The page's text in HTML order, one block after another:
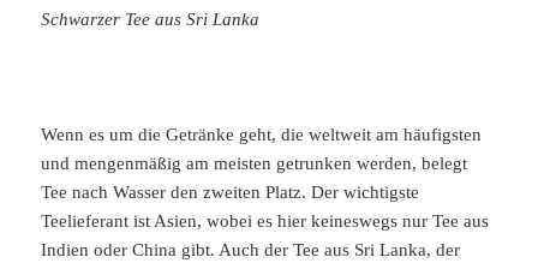
Schwarzer Tee aus Sri Lanka
Wenn es um die Getränke geht, die weltweit am häufigsten
und mengenmäßig am meisten getrunken werden, belegt
Tee nach Wasser den zweiten Platz. Der wichtigste
Teelieferant ist Asien, wobei es hier keineswegs nur Tee aus
Indien oder China gibt. Auch der Tee aus Sri Lanka, der